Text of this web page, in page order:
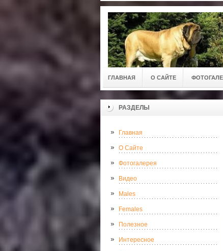
ГЛАВНАЯ О САЙТЕ
РАЗДЕЛЫ
Главная
О Сайте
Фотогалерея
Видео
Males
Females
Полезное
Интересное